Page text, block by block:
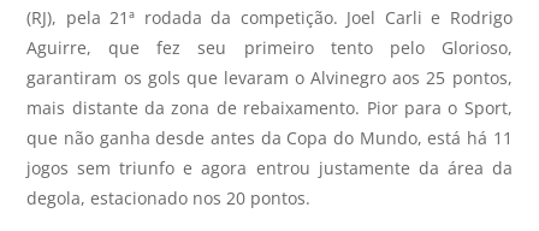
(RJ), pela 21ª rodada da competição. Joel Carli e Rodrigo
Aguirre, que fez seu primeiro tento pelo Glorioso,
garantiram os gols que levaram o Alvinegro aos 25 pontos,
mais distante da zona de rebaixamento. Pior para o Sport,
que não ganha desde antes da Copa do Mundo, está há 11
jogos sem triunfo e agora entrou justamente da área da
degola, estacionado nos 20 pontos.